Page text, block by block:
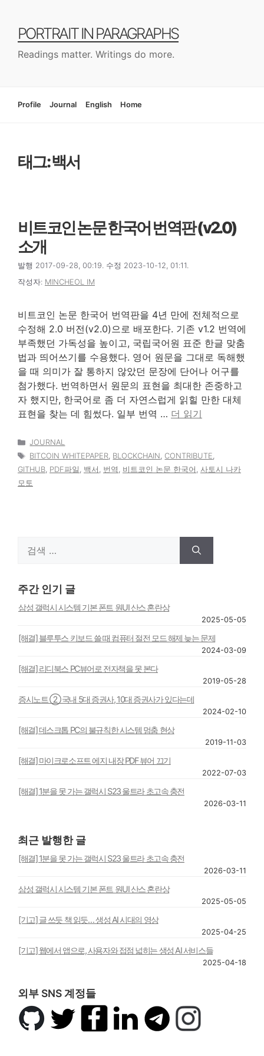
PORTRAIT IN PARAGRAPHS
Readings matter. Writings do more.
Profile Journal English Home
태그: 백서
비트코인 논문 한국어 번역판 (v2.0)
소개
발행 2017-09-28, 00:19. 수정 2023-10-12, 01:11.
작성자: MINCHEOL IM
비트코인 논문 한국어 번역판을 4년 만에 전체적으로
수정해 2.0 버전(v2.0)으로 배포한다. 기존 v1.2 번역에
부족했던 가독성을 높이고, 국립국어원 표준 한글 맞춤
법과 띄어쓰기를 수용했다. 영어 원문을 그대로 독해했
을 때 의미가 잘 통하지 않았던 문장에 단어나 어구를
첨가했다. 번역하면서 원문의 표현을 최대한 존중하고
자 했지만, 한국어로 좀 더 자연스럽게 읽힐 만한 대체
표현을 찾는 데 힘썼다. 일부 번역 … 더 읽기
카
테
리
JOURNAL
태
그
BITCOIN WHITEPAPER, BLOCKCHAIN, CONTRIBUTE,
GITHUB, PDF파일 , 백서 , 번역 , 비트코인 논문 한국어 , 사토시 나카
모토
주간 인기 글
삼성 갤럭시 시스템 기본 폰트 원UI 산스 혼란상
2025-05-05
[해결] 블루투스 키보드 쓸 때 컴퓨터 절전 모드 해제 늦는 문제
2024-03-09
[해결] 리디북스 PC뷰어로 전자책을 못 본다
2019-05-28
증시노트 ② 국내 5대 증권사, 10대 증권사가 있다는데
2024-02-10
[해결] 데스크톱 PC의 불규칙한 시스템 멈춤 현상
2019-11-03
[해결] 마이크로소프트 에지 내장 PDF 뷰어 끄기
2022-07-03
[해결] 1분을 못 가는 갤럭시 S23 울트라 초고속 충전
2026-03-11
최근 발행한 글
[해결] 1분을 못 가는 갤럭시 S23 울트라 초고속 충전
2026-03-11
삼성 갤럭시 시스템 기본 폰트 원UI 산스 혼란상
2025-05-05
[기고] 글 쓰듯 책 읽듯… 생성 AI 시대의 영상
2025-04-25
[기고] 웹에서 앱으로, 사용자와 접점 넓히는 생성 AI 서비스들
2025-04-18
외부 SNS 계정들
깃
허
트
위
페
링
텔
레
인
스